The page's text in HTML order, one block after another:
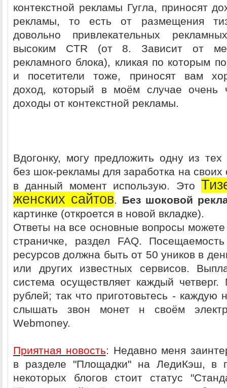
контекстной рекламы Гугла, приносят
рекламы, то есть от размещения
довольно привлекательных
высоким CTR (от 8. Зависит от
рекламного блока), кликая по которым
и посетители тоже, приносят вам
доход, который в моём случае очень
доходы от контекстной рекламы.
Вдогонку, могу предложить одну из
без шок-рекламы для заработка на своих
в данный момент использую. Это
женских сайтов. Без шоковой
картинке (откроется в новой вкладке).
Ответы на все основные вопросы можете
страничке, раздел FAQ.
ресурсов должна быть от 50 уников в
или других известных сервисов.
система осуществляет каждый
рублей; так что приготовьтесь - каждую
слышать звон монет н своём
Webmoney.
Приятная новость: Недавно меня
в разделе "Площадки" на ЛедиКэш, в
некоторых блогов стоит статус